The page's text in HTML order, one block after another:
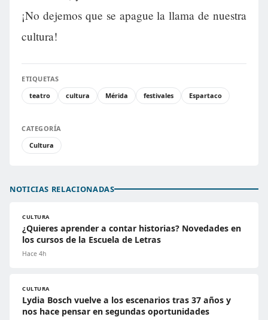
¡No dejemos que se apague la llama de nuestra
cultura!
ETIQUETAS
teatro
cultura Mérida festivales Espartaco
CATEGORÍA
Cultura
NOTICIAS RELACIONADAS
CULTURA
¿Quieres aprender a contar historias? Novedades en
los cursos de la Escuela de Letras
Hace 4h
CULTURA
Lydia Bosch vuelve a los escenarios tras 37 años y
nos hace pensar en segundas oportunidades